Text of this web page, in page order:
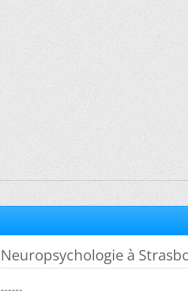
Neuropsychologie à
------